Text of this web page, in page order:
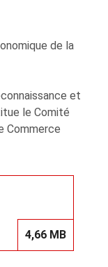
de la
et
le Comité
Commerce
4,66 MB